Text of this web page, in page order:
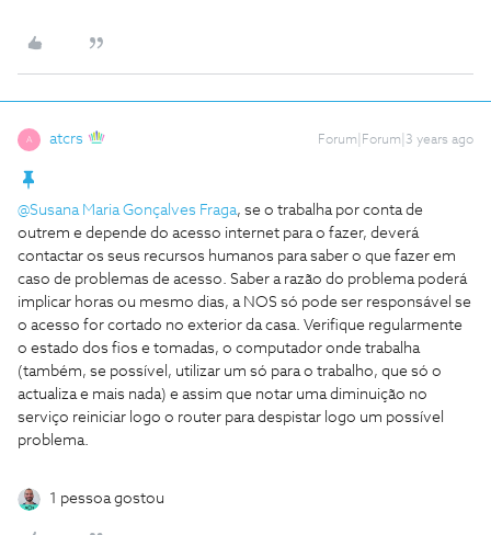
A atcrs Forum|Forum|3 years ago
@Susana Maria Gonçalves Fraga, se o trabalha por conta de
outrem e depende do acesso internet para o fazer, deverá
contactar os seus recursos humanos para saber o que fazer em
caso de problemas de acesso. Saber a razão do problema poderá
implicar horas ou mesmo dias, a NOS só pode ser responsável se
o acesso for cortado no exterior da casa. Verifique regularmente
o estado dos fios e tomadas, o computador onde trabalha
(também, se possível, utilizar um só para o trabalho, que só o
actualiza e mais nada) e assim que notar uma diminuição no
serviço reiniciar logo o router para despistar logo um possível
problema.
1 pessoa gostou